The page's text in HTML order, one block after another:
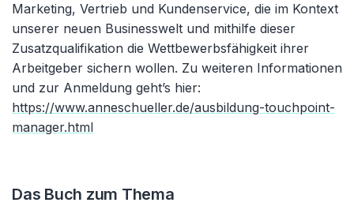
Marketing, Vertrieb und Kundenservice, die im Kontext
unserer neuen Businesswelt und mithilfe dieser
Zusatzqualifikation die Wettbewerbsfähigkeit ihrer
Arbeitgeber sichern wollen. Zu weiteren Informationen
und zur Anmeldung geht’s hier:
https://www.anneschueller.de/ausbildung-touchpoint-
manager.html
Das Buch zum Thema